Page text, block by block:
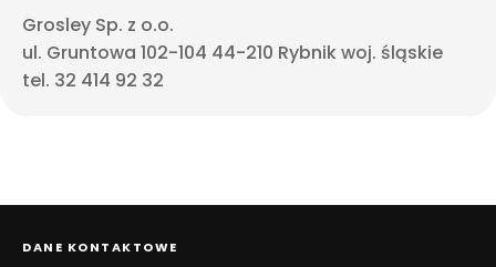
Grosley Sp. z o.o.
ul. Gruntowa 102-104 44-210 Rybnik woj. śląskie
tel. 32 414 92 32
DANE KONTAKTOWE